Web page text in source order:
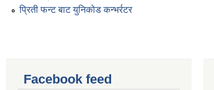
प्रिती फन्ट बाट युनिकोड कन्भर्रटर
Facebook feed